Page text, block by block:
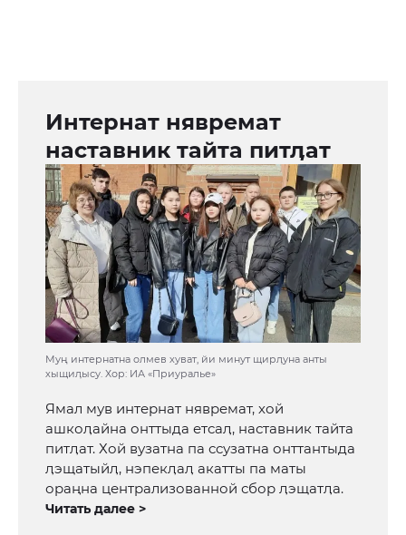
Интернат нявремат
наставник тайта питӆат
Муң интернатна олмев хуват, йи минут щирӆуна анты
хыщиӆысу. Хор: ИА «Приуралье»
Ямал мув интернат нявремат, хой
ашкоӆайна онттыда етсаӆ, наставник тайта
питӆат. Хой вузатна па ссузатна онттантыда
ӆэщатыйӆ, нэпекӆаӆ акатты па маты
ораңна централизованной сбор ӆэщатӆа.
Читать далее >